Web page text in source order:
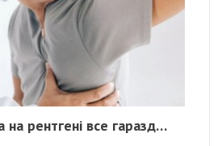
на рентгені все гаразд…